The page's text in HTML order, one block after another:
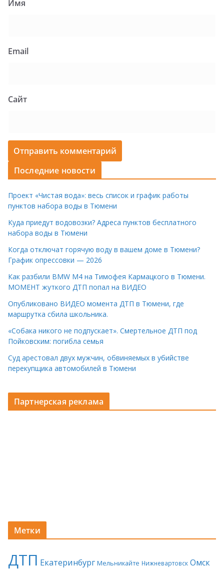
Имя
Email
Сайт
Последние новости
Проект «Чистая вода»: весь список и график работы
пунктов набора воды в Тюмени
Куда приедут водовозки? Адреса пунктов бесплатного
набора воды в Тюмени
Когда отключат горячую воду в вашем доме в Тюмени?
График опрессовки — 2026
Как разбили BMW M4 на Тимофея Кармацкого в Тюмени.
МОМЕНТ жуткого ДТП попал на ВИДЕО
Опубликовано ВИДЕО момента ДТП в Тюмени, где
маршрутка сбила школьника.
«Собака никого не подпускает». Смертельное ДТП под
Пойковским: погибла семья
Суд арестовал двух мужчин, обвиняемых в убийстве
перекупщика автомобилей в Тюмени
Партнерская реклама
Метки
ДТП Екатеринбург Мельникайте Нижневартовск Омск